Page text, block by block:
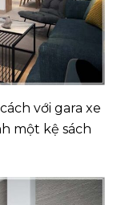
với gara xe
một kệ sách